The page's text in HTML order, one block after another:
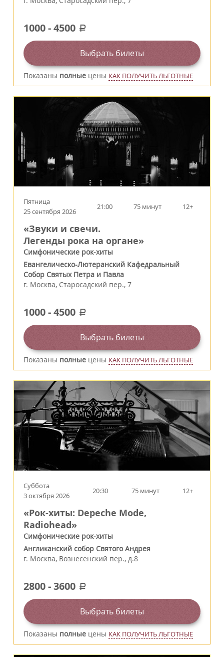
1000-4500 a
Выбрать билеты
Показаны полные цены КАК ПОЛУЧИТЬ ЛЬГОТНЫЕ
Пятница
25 сентября 2026
21:00 75 минут 12+
«Звуки и свечи.
Легенды рока на органе»
Симфонические рок-хиты
Евангелическо-Лютеранский Кафедральный
Собор Святых Петра и Павла
г. Москва, Старосадский пер., 7
1000-4500 a
Выбрать билеты
Показаны полные цены КАК ПОЛУЧИТЬ ЛЬГОТНЫЕ
Суббота
3 октября 2026
20:30 75 минут 12+
«Рок-хиты: Depeche Mode,
Radiohead»
Симфонические рок-хиты
Англиканский собор Святого Андрея
г. Москва, Вознесенский пер., д.8
2800-3600 a
Выбрать билеты
Показаны полные цены КАК ПОЛУЧИТЬ ЛЬГОТНЫЕ